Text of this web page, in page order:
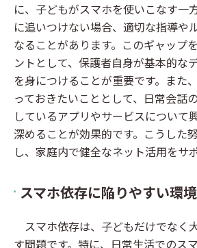
に、子どもがスマホを使いこなす一
に追いつけない場合、適切な指導や
なることがあります。このギャップ
ントとして、保護者自身が基本的な
を身につけることが重要です。また
っておきたいこととして、日常会話
しているアプリやサービスについて
深めることが効果的です。こうした
し、家庭内で健全なネット活用をサ
スマホ依存に陥りやすい環
スマホ依存は、子どもだけでなく
す問題です。特に、日常生活でのス